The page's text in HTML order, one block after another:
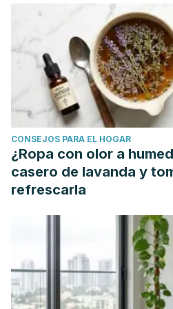
https://doi.org/10.1080/
CONSEJOS PARA EL HOGAR
¿Ropa con olor a
casero de lavanda y
refrescarla